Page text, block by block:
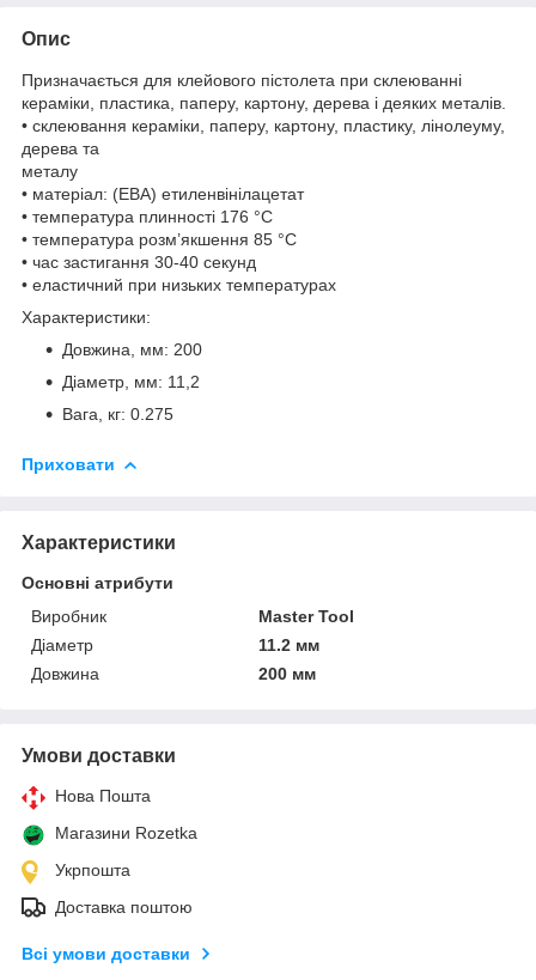
Опис
Призначається для клейового пістолета при склеюванні
кераміки, пластика, паперу, картону, дерева і деяких металів.
• склеювання кераміки, паперу, картону, пластику, лінолеуму,
дерева та
металу
• матеріал: (ЕВА) етиленвінілацетат
• температура плинності 176 °С
• температура розм’якшення 85 °С
• час застигання 30-40 секунд
• еластичний при низьких температурах
Характеристики:
Довжина, мм: 200
Діаметр, мм: 11,2
Вага, кг: 0.275
Приховати
Характеристики
Основні атрибути
Виробник
Master Tool
Діаметр
11.2 мм
Довжина
200 мм
Умови доставки
Нова Пошта
Магазини Rozetka
Укрпошта
Доставка поштою
Всі умови доставки